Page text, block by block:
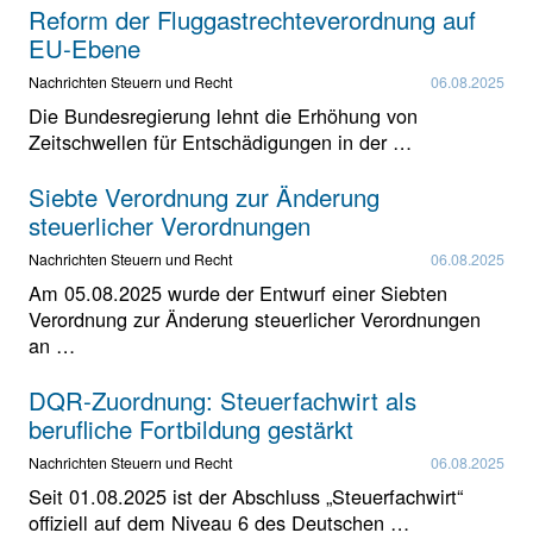
Reform der Fluggastrechteverordnung auf
EU-Ebene
Nachrichten Steuern und Recht 06.08.2025
Die Bundesregierung lehnt die Erhöhung von
Zeitschwellen für Entschädigungen in der …
Siebte Verordnung zur Änderung
steuerlicher Verordnungen
Nachrichten Steuern und Recht 06.08.2025
Am 05.08.2025 wurde der Entwurf einer Siebten
Verordnung zur Änderung steuerlicher Verordnungen
an …
DQR-Zuordnung: Steuerfachwirt als
berufliche Fortbildung gestärkt
Nachrichten Steuern und Recht 06.08.2025
Seit 01.08.2025 ist der Abschluss „Steuerfachwirt“
offiziell auf dem Niveau 6 des Deutschen …